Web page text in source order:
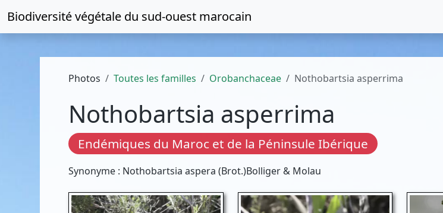
Biodiversité végétale du sud-ouest marocain
Photos Toutes les familles Orobanchaceae Nothobartsia asperrima
Nothobartsia asperrima
Endémiques du Maroc et de la Péninsule Ibérique
Synonyme : Nothobartsia aspera (Brot.)Bolliger & Molau